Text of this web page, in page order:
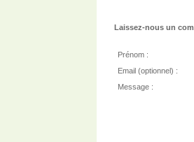
Laissez-nous un
Prénom :
Email (optionnel) :
Message :